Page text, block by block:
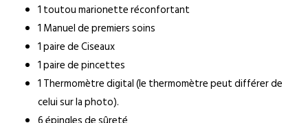
1 toutou marionette réconfortant
1 Manuel de premiers soins
1 paire de Ciseaux
1 paire de pincettes
1 Thermomètre digital (le thermomètre peut différer de
celui sur la photo).